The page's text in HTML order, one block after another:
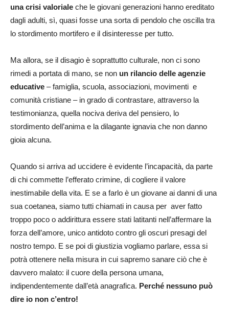
una crisi valoriale che le giovani generazioni hanno ereditato
dagli adulti, sì, quasi fosse una sorta di pendolo che oscilla tra
lo stordimento mortifero e il disinteresse per tutto.
Ma allora, se il disagio è soprattutto culturale, non ci sono
rimedi a portata di mano, se non un rilancio delle agenzie
educative – famiglia, scuola, associazioni, movimenti e
comunità cristiane – in grado di contrastare, attraverso la
testimonianza, quella nociva deriva del pensiero, lo
stordimento dell’anima e la dilagante ignavia che non danno
gioia alcuna.
Quando si arriva ad uccidere è evidente l’incapacità, da parte
di chi commette l’efferato crimine, di cogliere il valore
inestimabile della vita. E se a farlo è un giovane ai danni di una
sua coetanea, siamo tutti chiamati in causa per aver fatto
troppo poco o addirittura essere stati latitanti nell’affermare la
forza dell’amore, unico antidoto contro gli oscuri presagi del
nostro tempo. E se poi di giustizia vogliamo parlare, essa si
potrà ottenere nella misura in cui sapremo sanare ciò che è
davvero malato: il cuore della persona umana,
indipendentemente dall’età anagrafica. Perché nessuno può
dire io non c’entro!